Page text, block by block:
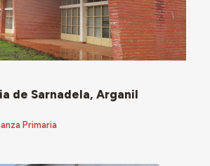
de Sarnadela, Arganil
Primaria